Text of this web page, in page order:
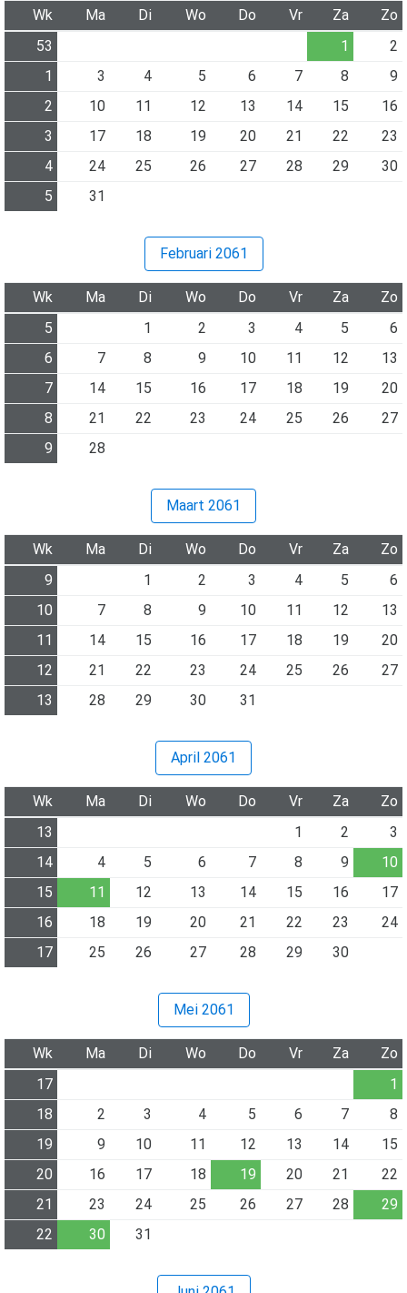
Wk Ma Di Wo Do Vr Za
Zo
53
1
2
1
3 4 5 6 7 8
9
2
10 11 12 13 14 15
16
3
17 18 19 20 21 22
23
4
24 25 26 27 28 29
30
5
31
Februari 2061
Wk Ma Di Wo Do Vr Za
Zo
5
1 2 3 4 5
6
6
7 8 9 10 11 12
13
7
14 15 16 17 18 19
20
8
21 22 23 24 25 26
27
9
28
Maart 2061
Wk Ma Di Wo Do Vr Za
Zo
9
1 2 3 4 5
6
10
7 8 9 10 11 12
13
11
14 15 16 17 18 19
20
12
21 22 23 24 25 26
27
13
28 29 30 31
April 2061
Wk Ma Di Wo Do Vr Za
Zo
13
1 2
3
14
4 5 6 7 8 9
10
15
11 12 13 14 15 16
17
16
18 19 20 21 22 23
24
17
25 26 27 28 29 30
Mei 2061
Wk Ma Di Wo Do Vr Za
Zo
17
1
18
2 3 4 5 6 7
8
19
9 10 11 12 13 14
15
20
16 17 18 19 20 21
22
21
23 24 25 26 27 28
29
22
30 31